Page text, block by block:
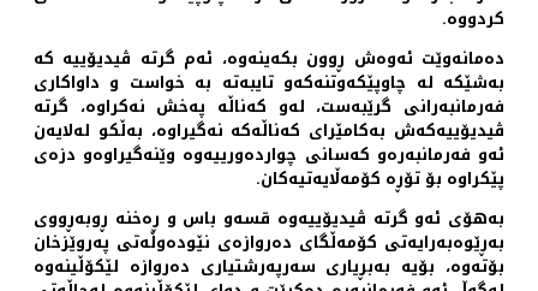
کردووە.
دەمانەوێت ئەوەش ڕوون بکەینەوە، ئەم گرتە ڤیدیۆییە کە
بەشێکە لە چاوپێکەوتنەکەو تایبەتە بە خواست و داواکاری
فەرمانبەرانی گرێبەست، لەو کەناڵە پەخش نەکراوە، گرتە
ڤیدیۆییەکەش بەکامێرای کەناڵەکە نەگیراوە، بەڵکو لەلایەن
ئەو فەرمانبەرەو کەسانی چواردەورییەوە وێنەگیراوەو دزەی
پێکراوە بۆ تۆڕە کۆمەڵایەتیەکان.
بەهۆی ئەو گرتە ڤیدیۆییەوە قسەو باس و ڕەخنە ڕوبەڕووی
بەڕێوەبەرایەتی کۆمەڵگای دەروازەی نێودەوڵەتی پەروێزخان
بۆتەوە، بۆیە بەبڕیاری سەرپەرشتیاری دەروازە لێکۆڵینەوە